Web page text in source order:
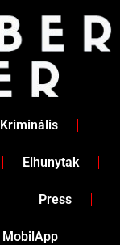
Kriminális
Elhunytak
Press
MobilApp